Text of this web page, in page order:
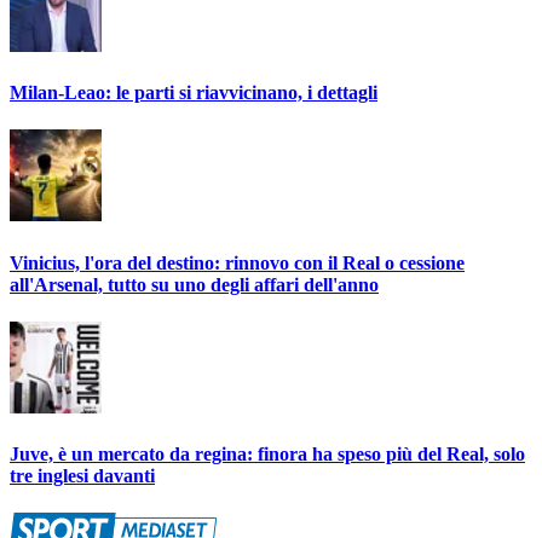
Milan-Leao: le parti si riavvicinano, i dettagli
Vinicius, l'ora del destino: rinnovo con il Real o cessione
all'Arsenal, tutto su uno degli affari dell'anno
Juve, è un mercato da regina: finora ha speso più del Real, solo
tre inglesi davanti